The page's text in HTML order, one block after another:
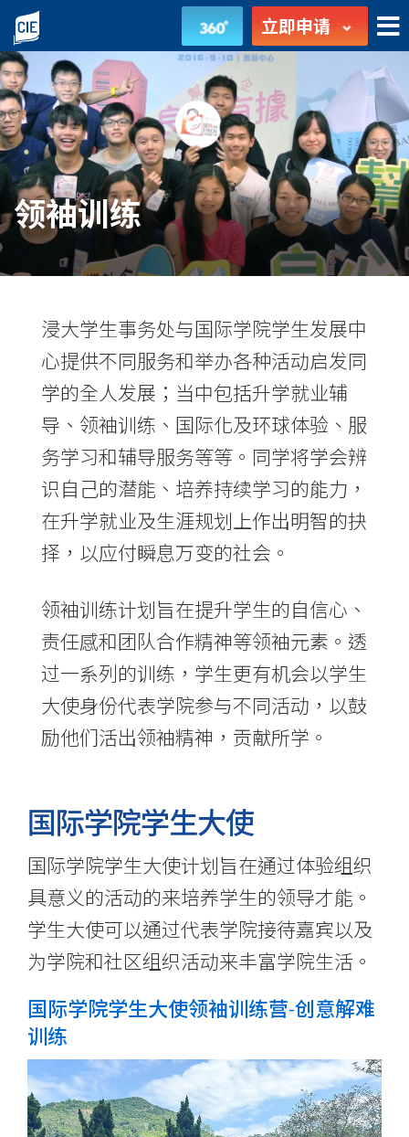
学
习
体
验
-
学
生
学
立即申请
领袖训练
浸大学生事务处与国际学院学生发展中
心提供不同服务和举办各种活动启发同
学的全人发展；当中包括升学就业辅
导、领袖训练、国际化及环球体验、服
务学习和辅导服务等等。同学将学会辨
识自己的潜能、培养持续学习的能力，
在升学就业及生涯规划上作出明智的抉
择，以应付瞬息万变的社会。
领袖训练计划旨在提升学生的自信心、
责任感和团队合作精神等领袖元素。透
过一系列的训练，学生更有机会以学生
大使身份代表学院参与不同活动，以鼓
励他们活出领袖精神，贡献所学。
国际学院学生大使
国际学院学生大使计划旨在通过体验组织
具意义的活动的来培养学生的领导才能。
学生大使可以通过代表学院接待嘉宾以及
为学院和社区组织活动来丰富学院生活。
国际学院学生大使领袖训练营-创意解难
训练